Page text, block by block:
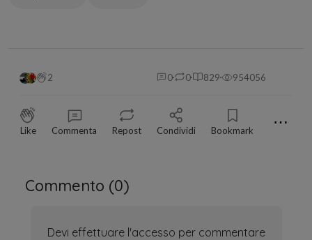
2 0 0 829 954056
Like Commenta Repost Condividi Bookmark ⋯
Commento (0)
Devi effettuare l'accesso per commentare